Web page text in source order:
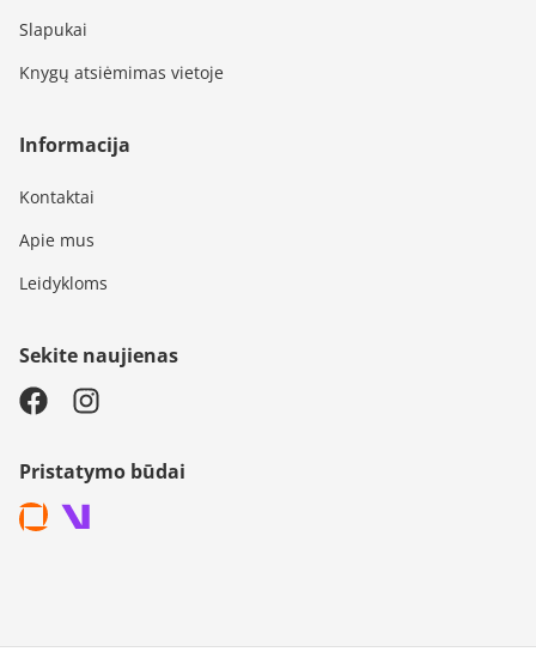
Slapukai
Knygų atsiėmimas vietoje
Informacija
Kontaktai
Apie mus
Leidykloms
Sekite naujienas
Pristatymo būdai